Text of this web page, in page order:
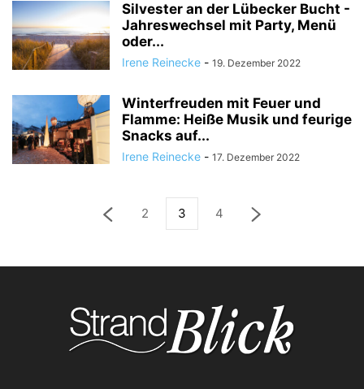
Silvester an der Lübecker Bucht -
Jahreswechsel mit Party, Menü
oder...
Irene Reinecke - 19. Dezember 2022
Winterfreuden mit Feuer und
Flamme: Heiße Musik und feurige
Snacks auf...
Irene Reinecke - 17. Dezember 2022
2 3 4